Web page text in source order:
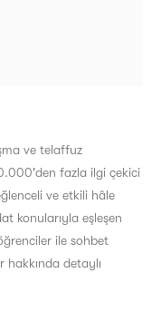
ve telaffuz
fazla ilgi çekici
ve etkili hâle
konularıyla eşleşen
ile sohbet
detaylı